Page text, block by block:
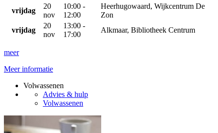
vrijdag
20
nov
10:00 -
12:00
Heerhugowaard, Wijkcentrum De
Zon
vrijdag
20
nov
13:00 -
17:00
Alkmaar, Bibliotheek Centrum
meer
Meer informatie
Volwassenen
Advies & hulp
Volwassenen